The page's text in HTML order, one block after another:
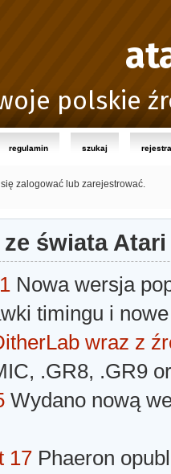
polskie
regulamin szukaj
się zalogować lub zarejestrować.
świata Atari
Nowa wersja
timingu i
wraz z
.GR8, .GR9
Wydano nową
17 Phaeron